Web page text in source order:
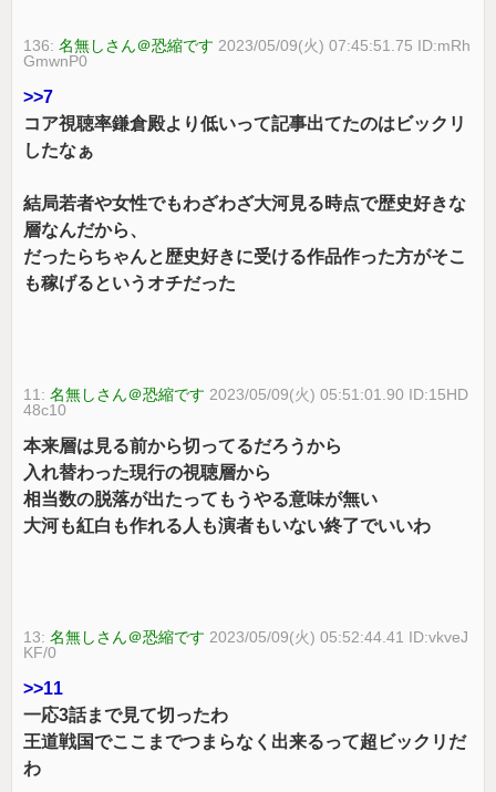
136:名無しさん＠恐縮です 2023/05/09(火) 07:45:51.75 ID:mRh
GmwnP0
>>7
コア視聴率鎌倉殿より低いって記事出てたのはビックリ
したなぁ
結局若者や女性でもわざわざ大河見る時点で歴史好きな
層なんだから、
だったらちゃんと歴史好きに受ける作品作った方がそこ
も稼げるというオチだった
11:名無しさん＠恐縮です 2023/05/09(火) 05:51:01.90 ID:15HD
48c10
本来層は見る前から切ってるだろうから
入れ替わった現行の視聴層から
相当数の脱落が出たってもうやる意味が無い
大河も紅白も作れる人も演者もいない終了でいいわ
13:名無しさん＠恐縮です 2023/05/09(火) 05:52:44.41 ID:vkveJ
KF/0
>>11
一応3話まで見て切ったわ
王道戦国でここまでつまらなく出来るって超ビックリだ
わ